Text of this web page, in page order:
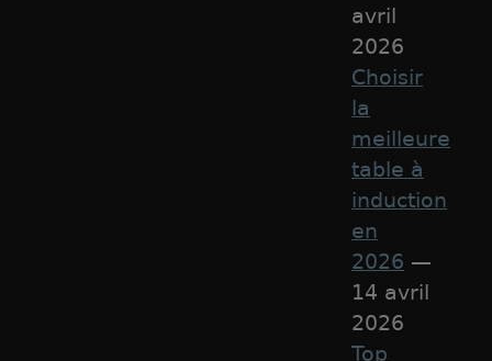
avril
2026
Choisir
la
meilleure
table à
induction
en
2026 —
14 avril
2026
Top